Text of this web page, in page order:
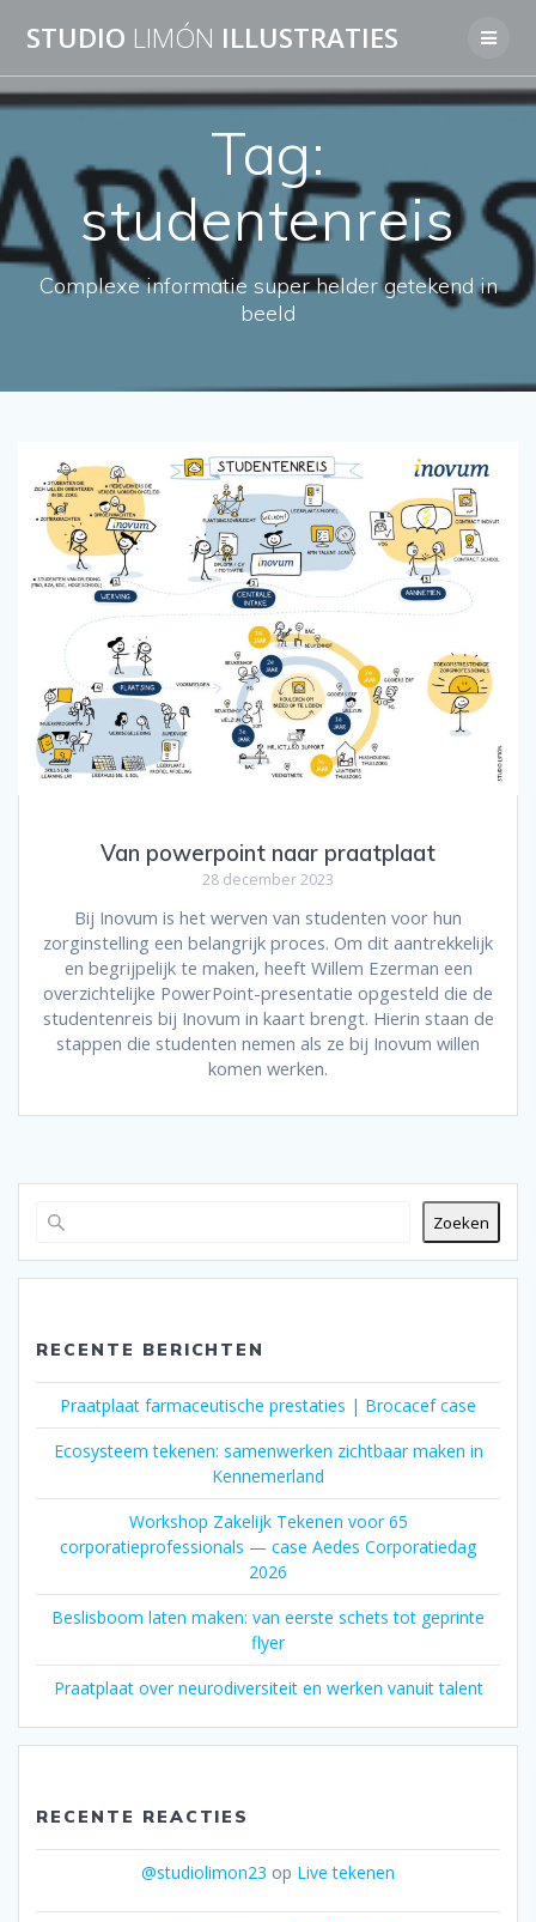
to
STUDIO LIMÓN ILLUSTRATIES
Tag:
studentenreis
Complexe informatie super helder getekend in
beeld
Van powerpoint naar praatplaat
28 december 2023
Bij Inovum is het werven van studenten voor hun
zorginstelling een belangrijk proces. Om dit aantrekkelijk
en begrijpelijk te maken, heeft Willem Ezerman een
overzichtelijke PowerPoint-presentatie opgesteld die de
studentenreis bij Inovum in kaart brengt. Hierin staan de
stappen die studenten nemen als ze bij Inovum willen
komen werken.
Zoeken
RECENTE BERICHTEN
Praatplaat farmaceutische prestaties | Brocacef case
Ecosysteem tekenen: samenwerken zichtbaar maken in
Kennemerland
Workshop Zakelijk Tekenen voor 65
corporatieprofessionals — case Aedes Corporatiedag
2026
Beslisboom laten maken: van eerste schets tot geprinte
flyer
Praatplaat over neurodiversiteit en werken vanuit talent
RECENTE REACTIES
@studiolimon23 op Live tekenen